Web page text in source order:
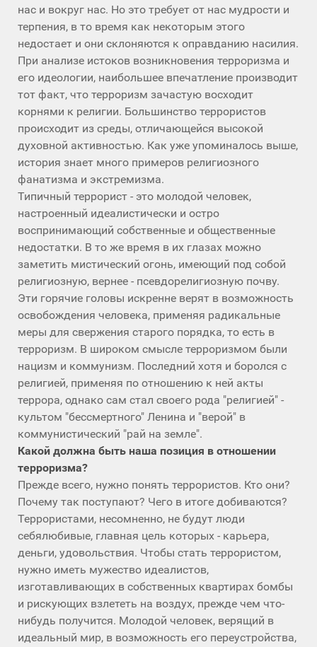
нас и вокруг нас. Но это требует от нас мудрости и
терпения, в то время как некоторым этого
недостает и они склоняются к оправданию насилия.
При анализе истоков возникновения терроризма и
его идеологии, наибольшее впечатление производит
тот факт, что терроризм зачастую восходит
корнями к религии. Большинство террористов
происходит из среды, отличающейся высокой
духовной активностью. Как уже упоминалось выше,
история знает много примеров религиозного
фанатизма и экстремизма.
Типичный террорист - это молодой человек,
настроенный идеалистически и остро
воспринимающий собственные и общественные
недостатки. В то же время в их глазах можно
заметить мистический огонь, имеющий под собой
религиозную, вернее - псевдорелигиозную почву.
Эти горячие головы искренне верят в возможность
освобождения человека, применяя радикальные
меры для свержения старого порядка, то есть в
терроризм. В широком смысле терроризмом были
нацизм и коммунизм. Последний хотя и боролся с
религией, применяя по отношению к ней акты
террора, однако сам стал своего рода "религией" -
культом "бессмертного" Ленина и "верой" в
коммунистический "рай на земле".
Какой должна быть наша позиция в отношении
терроризма?
Прежде всего, нужно понять террористов. Кто они?
Почему так поступают? Чего в итоге добиваются?
Террористами, несомненно, не будут люди
себялюбивые, главная цель которых - карьера,
деньги, удовольствия. Чтобы стать террористом,
нужно иметь мужество идеалистов,
изготавливающих в собственных квартирах бомбы
и рискующих взлететь на воздух, прежде чем что-
нибудь получится. Молодой человек, верящий в
идеальный мир, в возможность его переустройства,